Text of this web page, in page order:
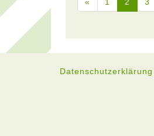
Datenschutzerklärung